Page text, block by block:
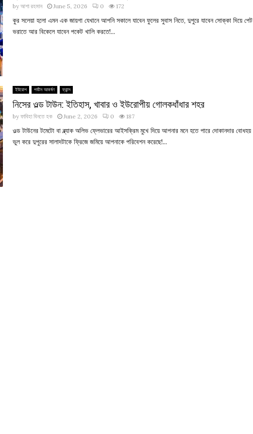
byআশা রহমান June 5, 2026 0 172
কুর সলেয়া হলো এমন এক জায়গা যেখানে আপনি সকালে যাবেন ফুলের সুবাস নিতে, দুপুরে যাবেন সোক্কা দিয়ে পেট
ভরাতে আর বিকেলে যাবেন পকেট খালি করতে!...
ইউরোপ পর্যটন আকর্ষণ ফ্রান্স
নিসের ওল্ড টাউন: ইতিহাস, খাবার ও ইউরোপীয় গোলকধাঁধার শহর
byফাবিহা বিনতে হক June 2, 2026 0 187
ওল্ড টাউনের টমেটো বা ব্ল্যাক অলিভ ফ্লেভারের আইসক্রিম মুখে দিয়ে আপনার মনে হতে পারে দোকানদার বোধহয়
ভুল করে দুপুরের সালাদটাকে ফ্রিজে জমিয়ে আপনাকে পরিবেশন করেছে!...